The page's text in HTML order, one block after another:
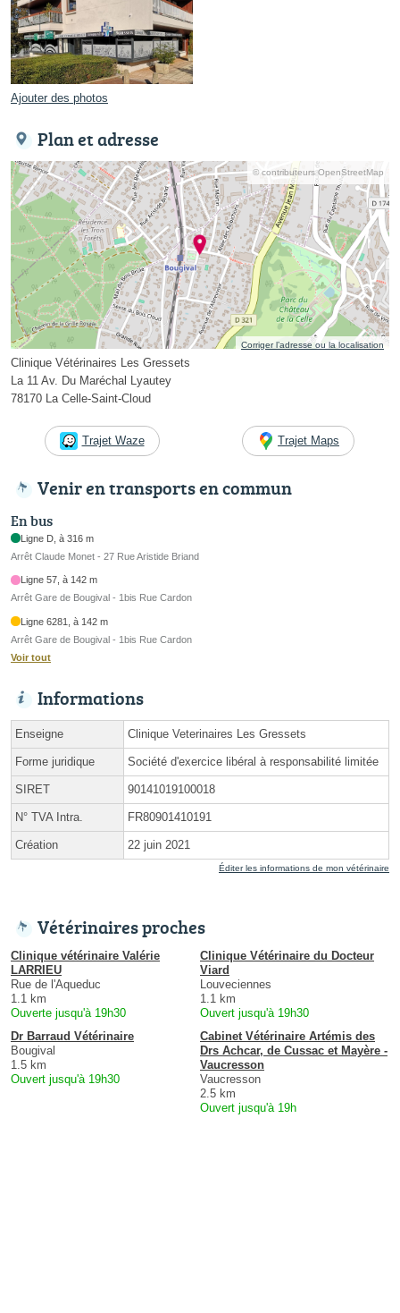
Ajouter des photos
Plan et adresse
© contributeurs OpenStreetMap
Corriger l’adresse ou la localisation
Clinique Vétérinaires Les Gressets
La 11 Av. Du Maréchal Lyautey
78170 La Celle-Saint-Cloud
Trajet Waze Trajet Maps
Venir en transports en commun
En bus
Ligne D, à 316 m
Arrêt Claude Monet - 27 Rue Aristide Briand
Ligne 57, à 142 m
Arrêt Gare de Bougival - 1bis Rue Cardon
Ligne 6281, à 142 m
Arrêt Gare de Bougival - 1bis Rue Cardon
Voir tout
Informations
Enseigne Clinique Veterinaires Les Gressets
Forme juridique Société d'exercice libéral à responsabilité limitée
SIRET 90141019100018
N° TVA Intra. FR80901410191
Création 22 juin 2021
Éditer les informations de mon vétérinaire
Vétérinaires proches
Clinique vétérinaire Valérie
LARRIEU
Rue de l'Aqueduc
1.1 km
Ouverte jusqu'à 19h30
Clinique Vétérinaire du Docteur
Viard
Louveciennes
1.1 km
Ouvert jusqu'à 19h30
Dr Barraud Vétérinaire
Bougival
1.5 km
Ouvert jusqu'à 19h30
Cabinet Vétérinaire Artémis des
Drs Achcar, de Cussac et Mayère -
Vaucresson
Vaucresson
2.5 km
Ouvert jusqu'à 19h